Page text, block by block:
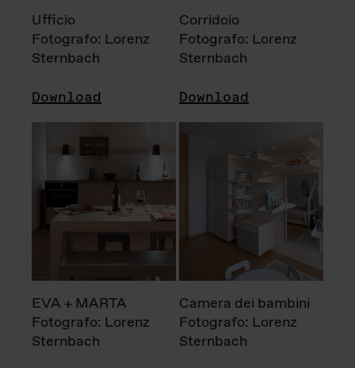
Ufficio
Fotografo: Lorenz
Sternbach
Download
Corridoio
Fotografo: Lorenz
Sternbach
Download
EVA + MARTA
Fotografo: Lorenz
Sternbach
Camera dei bambini
Fotografo: Lorenz
Sternbach